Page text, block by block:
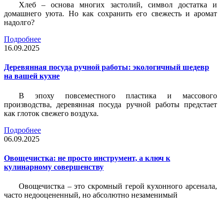
Хлеб – основа многих застолий, символ достатка и
домашнего уюта. Но как сохранить его свежесть и аромат
надолго?
Подробнее
16.09.2025
Деревянная посуда ручной работы: экологичный шедевр
на вашей кухне
В эпоху повсеместного пластика и массового
производства, деревянная посуда ручной работы предстает
как глоток свежего воздуха.
Подробнее
06.09.2025
Овощечистка: не просто инструмент, а ключ к
кулинарному совершенству
Овощечистка – это скромный герой кухонного арсенала,
часто недооцененный, но абсолютно незаменимый